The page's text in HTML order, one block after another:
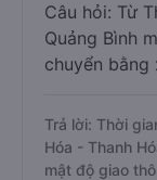
Câu hỏi: Từ
Quảng Bình
chuyển bằng
Trả lời: Thời
Hóa - Thanh
mật độ giao